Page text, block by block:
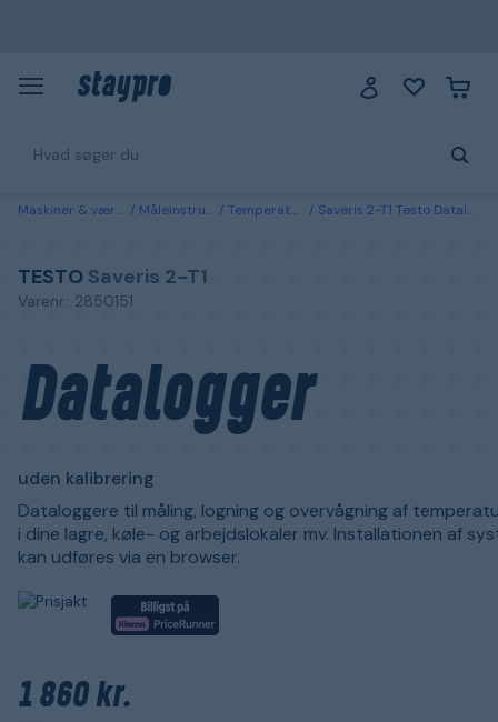
Maskiner & værktøj Måleinstrument Temperaturmålere Saveris 2-T1 Testo Datalogger uden kalibrering
TESTO Saveris 2-T1
Varenr.: 2850151
Datalogger
uden kalibrering
Dataloggere til måling, logning og overvågning af
i dine lagre, køle- og arbejdslokaler mv. Installationen af
kan udføres via en browser.
1 860 kr.